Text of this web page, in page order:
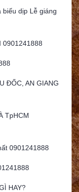
dịp Lễ giáng
0901241888
ĐỐC, AN GIANG
TpHCM
0901241888
HAY?